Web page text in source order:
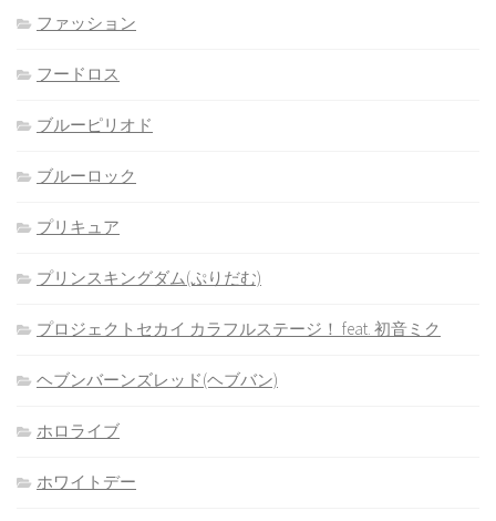
ファッション
フードロス
ブルーピリオド
ブルーロック
プリキュア
プリンスキングダム(ぷりだむ)
プロジェクトセカイ カラフルステージ！ feat. 初音ミク
ヘブンバーンズレッド(ヘブバン)
ホロライブ
ホワイトデー